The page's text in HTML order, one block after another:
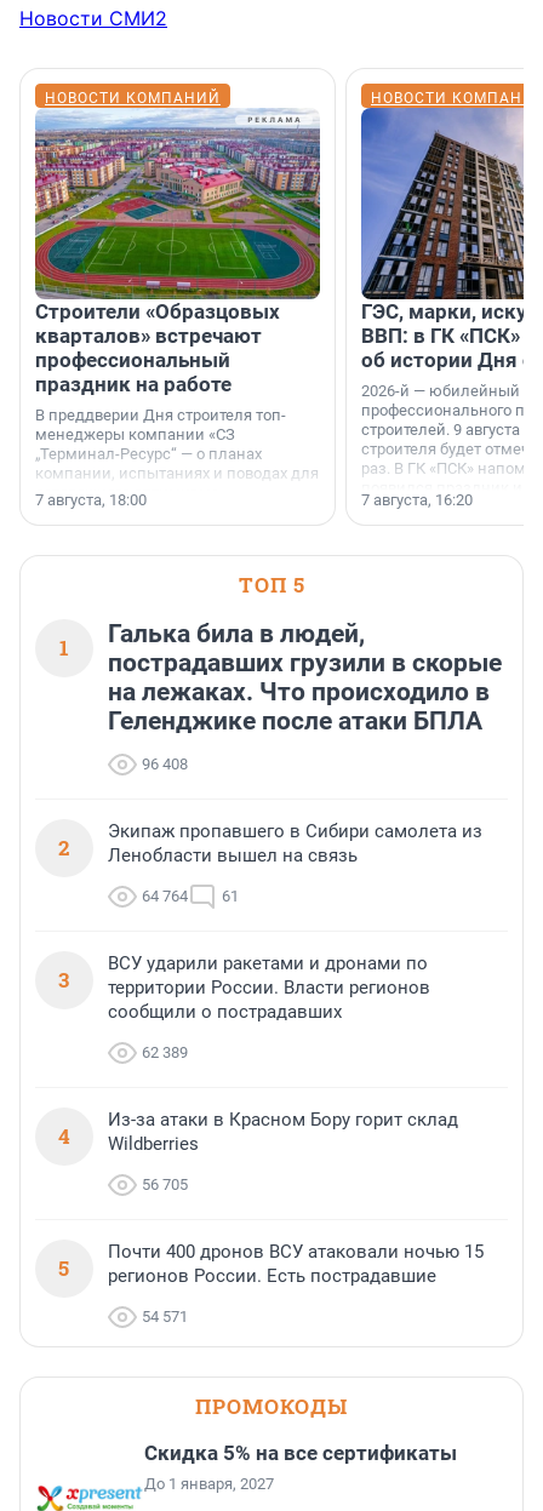
Новости СМИ2
НОВОСТИ КОМПАНИЙ
Строители «Образцовых
кварталов» встречают
профессиональный
праздник на работе
В преддверии Дня строителя топ-
менеджеры компании «СЗ
„Терминал-Ресурс“ — о планах
компании, испытаниях и поводах для
осторожного оптимизма.
7 августа, 18:00
НОВОСТИ
ГЭС, марки,
ВВП: в ГК «ПСК»
об истории Дня
2026-й — юбилейный
профессионального
строителей. 9 августа
строителя будет
раз. В ГК «ПСК»
поменялась роль
7 августа, 16:20
ТОП 5
1
Галька била в людей,
пострадавших грузили в скорые
на лежаках. Что происходило в
Геленджике после атаки БПЛА
96 408
2
Экипаж пропавшего в Сибири самолета из
Ленобласти вышел на связь
64 764 61
3
ВСУ ударили ракетами и дронами по
территории России. Власти регионов
сообщили о пострадавших
62 389
4
Из-за атаки в Красном Бору горит склад
Wildberries
56 705
5
Почти 400 дронов ВСУ атаковали ночью 15
регионов России. Есть пострадавшие
54 571
ПРОМОКОДЫ
Скидка 5% на все сертификаты
До 1 января, 2027